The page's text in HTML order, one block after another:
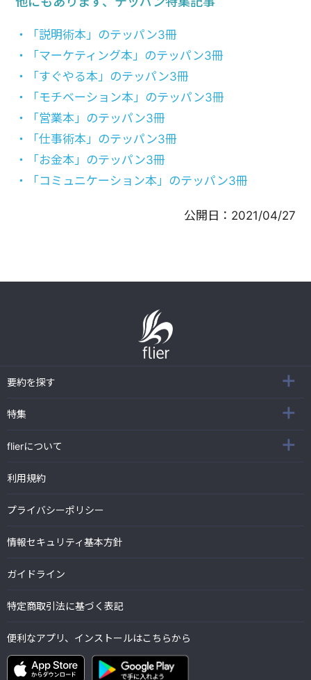
・「説明術本」のテッパン3冊
・「マーケティング本」のテッパン3冊
・「すぐやる本」のテッパン3冊
・「モチベーション本」のテッパン3冊
・「営業本」のテッパン3冊
・「仕事術本」のテッパン3冊
・「お金本」のテッパン3冊
・「コミュニケーション本」のテッパン3冊
公開日： 2021/04/27
要約を探す
特集
flierについて
利用規約
プライバシーポリシー
情報セキュリティ基本方針
ガイドライン
特定商取引法に基づく表記
便利なアプリ、インストールはこちらから